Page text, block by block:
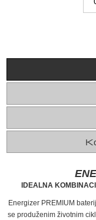
IDEALNA
Energizer PREMIUM
se produženim životnim